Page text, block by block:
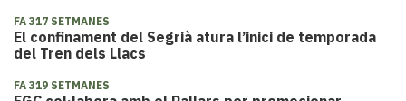
FA 317 SETMANES
El confinament del Segrià atura l’inici de temporada
del Tren dels Llacs
FA 319 SETMANES